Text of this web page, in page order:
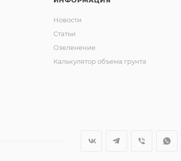
Новости
Статьи
Озеленение
Калькулятор объема грунта